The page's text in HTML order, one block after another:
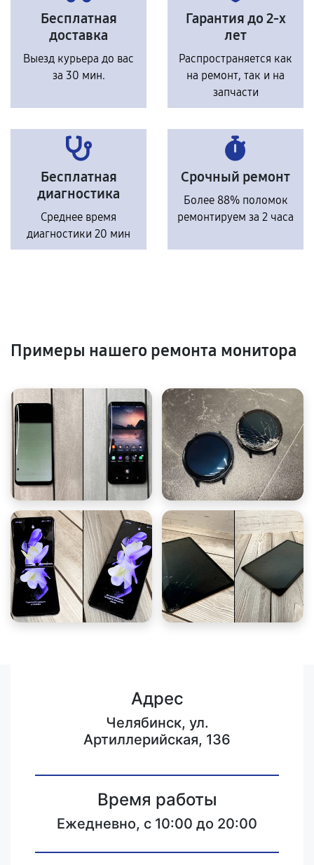
Бесплатная
доставка
Выезд курьера до вас
за 30 мин.
Гарантия до 2-х
лет
Распространяется как
на ремонт, так и на
запчасти
Бесплатная
диагностика
Среднее время
диагностики 20 мин
Срочный ремонт
Более 88% поломок
ремонтируем за 2 часа
Примеры нашего ремонта монитора
Адрес
Челябинск, ул.
Артиллерийская, 136
Время работы
Ежедневно, с 10:00 до 20:00